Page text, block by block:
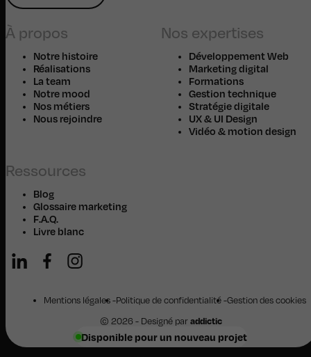
À propos
Notre histoire
Réalisations
La team
Notre mood
Nos métiers
Nous rejoindre
Nos expertises
Développement Web
Marketing digital
Formations
Gestion technique
Stratégie digitale
UX & UI Design
Vidéo & motion design
Ressources
Blog
Glossaire marketing
F.A.Q.
Livre blanc
Disponible pour un nouveau projet
Mentions légales Politique de confidentialité Gestion des cookies
© 2026 - Designé paraddictic